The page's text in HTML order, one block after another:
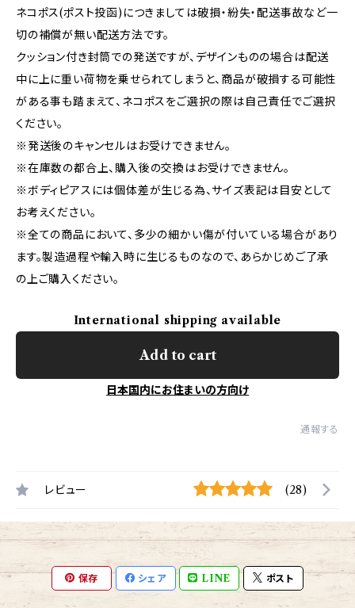
ネコポス(ポスト投函)につきましては破損・紛失・配送事故など一
切の補償が無い配送方法です。
クッション付き封筒での発送ですが、デザインものの場合は配送
中に上に重い荷物を乗せられてしまうと、商品が破損する可能性
がある事も踏まえて、ネコポスをご選択の際は自己責任でご選択
ください。
※発送後のキャンセルはお受けできません。
※在庫数の都合上、購入後の交換はお受けできません。
※ボディピアスには個体差が生じる為、サイズ表記は目安として
お考えください。
※全ての商品において、多少の細かい傷が付いている場合があり
ます。製造過程や輸入時に生じるものなので、あらかじめご了承
の上ご購入ください。
International shipping available
Add to cart
日本国内にお住まいの方向け
通報する
レビュー (28)
保存 シェア LINE ポスト